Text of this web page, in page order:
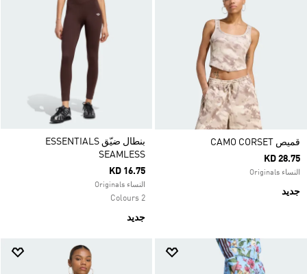
قميص CAMO CORSET
KD 28.75
النساء Originals
جديد
بنطال ضيّق ESSENTIALS
SEAMLESS
KD 16.75
النساء Originals
2 Colours
جديد